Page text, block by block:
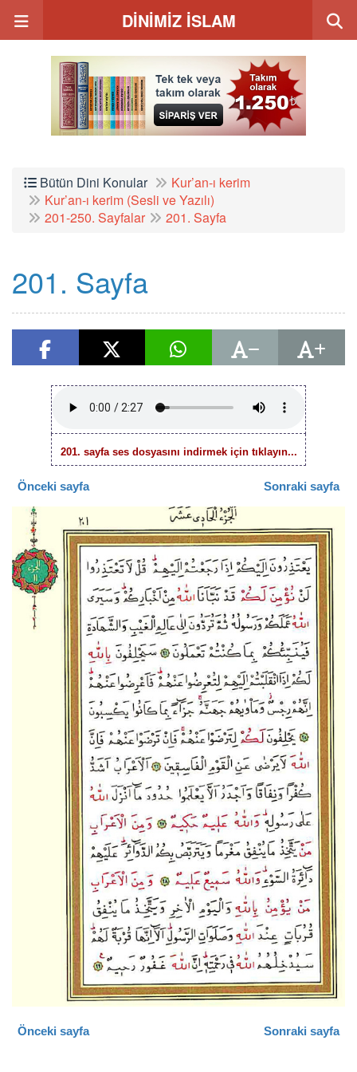
DİNİMİZ İSLAM
Bütün Dini Konular
Kur’an-ı kerim
Kur’an-ı kerim (Sesli ve Yazılı)
201-250. Sayfalar
201. Sayfa
201. Sayfa
201. sayfa ses dosyasını indirmek için tıklayın...
Önceki sayfa Sonraki sayfa
Önceki sayfa Sonraki sayfa